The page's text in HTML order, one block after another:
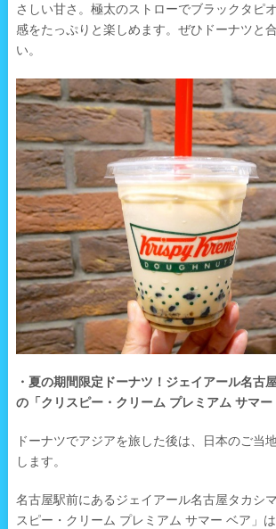
さしい甘さ。極太のストローでブラックタピ
感をたっぷりと楽しめます。ぜひドーナツと
い。
・夏の期間限定ドーナツ！ジェイアール名古
の「クリスピー・クリーム プレミアム サマー
ドーナツでアジアを旅した後は、日本のご当
します。
名古屋駅前にあるジェイアール名古屋タカシ
スピー・クリーム プレミアム サマー ベア」